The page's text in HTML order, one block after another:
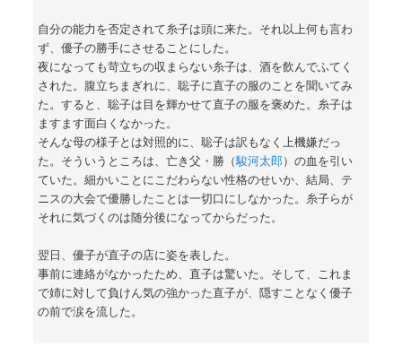
自分の能力を否定されて糸子は頭に来た。それ以上何も言わ
ず、優子の勝手にさせることにした。
夜になっても苛立ちの収まらない糸子は、酒を飲んでふてく
された。腹立ちまぎれに、聡子に直子の服のことを聞いてみ
た。すると、聡子は目を輝かせて直子の服を褒めた。糸子は
ますます面白くなかった。
そんな母の様子とは対照的に、聡子は訳もなく上機嫌だっ
た。そういうところは、亡き父・勝（駿河太郎）の血を引い
ていた。細かいことにこだわらない性格のせいか、結局、テ
ニスの大会で優勝したことは一切口にしなかった。糸子らが
それに気づくのは随分後になってからだった。
翌日、優子が直子の店に姿を表した。
事前に連絡がなかったため、直子は驚いた。そして、これま
で姉に対して負けん気の強かった直子が、隠すことなく優子
の前で涙を流した。